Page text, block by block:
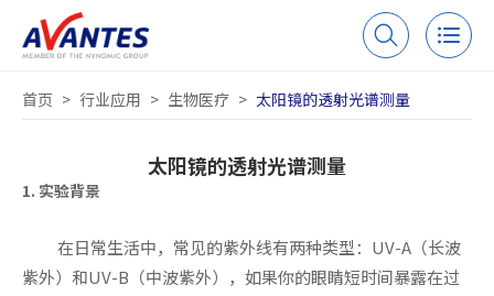
首页 > 行业应用 > 生物医疗 > 太阳镜的透射光谱测量
太阳镜的透射光谱测量
1. 实验背景
在日常生活中，常见的紫外线有两种类型：UV-A（长波
紫外）和UV-B（中波紫外），如果你的眼睛短时间暴露在过